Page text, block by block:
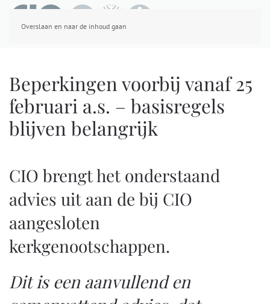
Overslaan en naar de inhoud gaan
Beperkingen voorbij vanaf 25
februari a.s. – basisregels
blijven belangrijk
CIO brengt het onderstaand
advies uit aan de bij CIO
aangesloten
kerkgenootschappen.
Dit is een aanvullend en